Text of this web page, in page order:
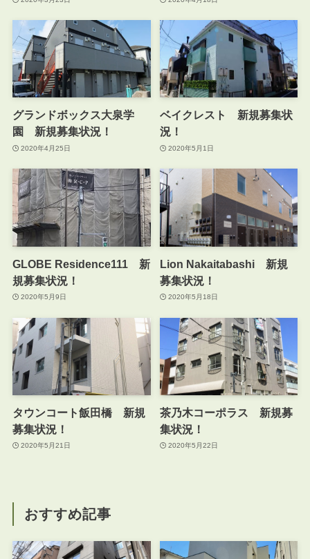
グランドボックス大泉学
園 新規募集状況！
2020年4月25日
ベイクレスト 新規募集状
況！
2020年5月1日
GLOBE Residence111 新
規募集状況！
2020年5月9日
Lion Nakaitabashi 新規
募集状況！
2020年5月18日
タウンコート飯田橋 新規
募集状況！
2020年5月21日
茶乃木コーポラス 新規募
集状況！
2020年5月22日
おすすめ記事